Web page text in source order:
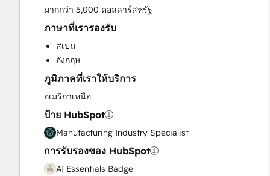
Knowledge Base Development
Paid Advertising
Programmable Automation
Public Relations
Sales and Marketing Alignment
Sales Coaching and Training
Sales Enablement
Social Media
Video Production
Website Design
Website Development
มากกว่า 5,000 ดอลลาร์สหรัฐ
ภาษาที่เรารองรับ
สเปน
อังกฤษ
ภูมิภาคที่เราให้บริการ
อเมริกาเหนือ
ป้าย HubSpot
Manufacturing Industry Specialist
การรับรองของ HubSpot
AI Essentials Badge